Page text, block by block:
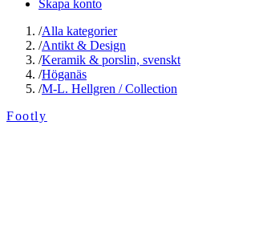
Skapa konto
/Alla kategorier
/Antikt & Design
/Keramik & porslin, svenskt
/Höganäs
/M-L. Hellgren / Collection
Footly